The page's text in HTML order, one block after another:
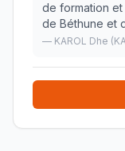
de formation
de Béthune et
— KAROL Dhe